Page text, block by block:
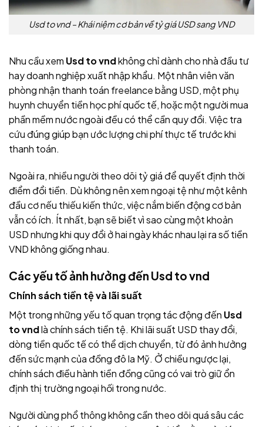
Usd to vnd – Khái niệm cơ bản về tỷ giá USD sang VND
Nhu cầu xem Usd to vndkhông chỉ dành cho nhà đầu tư
hay doanh nghiệp xuất nhập khẩu. Một nhân viên văn
phòng nhận thanh toán freelance bằng USD, một phụ
huynh chuyển tiền học phí quốc tế, hoặc một người mua
phần mềm nước ngoài đều có thể cần quy đổi. Việc tra
cứu đúng giúp bạn ước lượng chi phí thực tế trước khi
thanh toán.
Ngoài ra, nhiều người theo dõi tỷ giá để quyết định thời
điểm đổi tiền. Dù không nên xem ngoại tệ như một kênh
đầu cơ nếu thiếu kiến thức, việc nắm biến động cơ bản
vẫn có ích. Ít nhất, bạn sẽ biết vì sao cùng một khoản
USD nhưng khi quy đổi ở hai ngày khác nhau lại ra số tiền
VND không giống nhau.
Các yếu tố ảnh hưởng đến Usd to vnd
Chính sách tiền tệ và lãi suất
Một trong những yếu tố quan trọng tác động đến Usd
to vndlà chính sách tiền tệ. Khi lãi suất USD thay đổi,
dòng tiền quốc tế có thể dịch chuyển, từ đó ảnh hưởng
đến sức mạnh của đồng đô la Mỹ. Ở chiều ngược lại,
chính sách điều hành tiền đồng cũng có vai trò giữ ổn
định thị trường ngoại hối trong nước.
Người dùng phổ thông không cần theo dõi quá sâu các